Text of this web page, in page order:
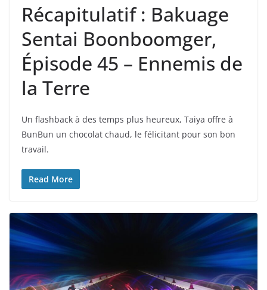
Récapitulatif : Bakuage
Sentai Boonboomger,
Épisode 45 – Ennemis de
la Terre
Un flashback à des temps plus heureux, Taiya offre à
BunBun un chocolat chaud, le félicitant pour son bon
travail.
Read More